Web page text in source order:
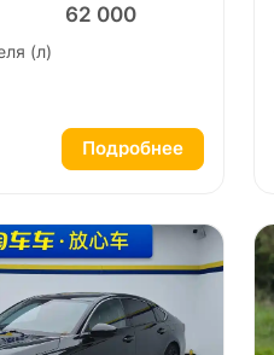
62 000
(л)
Подробнее